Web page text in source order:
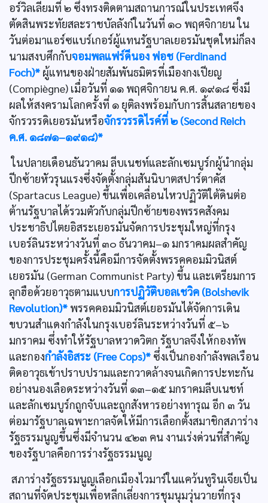
อร์วิลเลียมที่ ๒ ซึ่งทรงติดตามสถานการณ์ในประเทศจึง
ตัดสินพระทัยสละราชบัลลังก์ในวันที่ ๑๐ พฤศจิกายน ใน
วันต่อมาแอร์ซแบร์เกอร์ผู้แทนรัฐบาลเยอรมันชุดใหม่ก็ลง
นามสงบศึกกับจอมพลแฟร์ดีนอง ฟอช (Ferdinand
Foch)* ผู้แทนของฝ่ายสัมพันธมิตรที่เมืองกงเปียญ
(Compiègne) เมื่อวันที่ ๑๑ พฤศจิกายน ค.ศ. ๑๙๑๘ ซึ่งมี
ผลให้สงครามโลกครั้งที่ ๑ ยุติลงพร้อมกับการสิ้นสลายของ
จักรวรรดิเยอรมันหรือจักรวรรดิไรค์ที่ ๒ (Second Reich
ค.ศ. ๑๘๗๑–๑๙๑๘)*
ในปลายเดือนธันวาคม ลีบเนชท์และลักเซมบูร์กผู้นำกลุ่ม
ปีกซ้ายหัวรุนแรงซึ่งจัดตั้งกลุ่มสันนิบาตสปาร์ตาคัส
(Spartacus League) ขึ้นเพื่อเคลื่อนไหวปฏิวัติใต้ดินต่อ
ต้านรัฐบาลได้รวมตัวกับกลุ่มปีกซ้ายของพรรคสังคม
ประชาธิปไตยอิสระเยอรมันจัดการประชุมใหญ่ที่กรุง
เบอร์ลินระหว่างวันที่ ๓๐ ธันวาคม–๑ มกราคมผลสำคัญ
ของการประชุมครั้งนี้คือมีการจัดตั้งพรรคคอมมิวนิสต์
เยอรมัน (German Communist Party) ขึ้น และเตรียมการ
ลุกฮือด้วยอาวุธตามแบบการปฏิวัติบอลเชวิค (Bolshevik
Revolution)* พรรคคอมมิวนิสต์เยอรมันได้จัดการเดิน
ขบวนสำแดงกำลังในกรุงเบอร์ลินระหว่างวันที่ ๕–๖
มกราคม ซึ่งทำให้รัฐบาลหวาดวิตก รัฐบาลจึงให้กองทัพ
และกองกำลังอิสระ (Free Cops)* ซึ่งเป็นกองกำลังพลเรือน
ติดอาวุธเข้าปราบปรามและกวาดล้างจนเกิดการปะทะกัน
อย่างนองเลือดระหว่างวันที่ ๑๓–๑๕ มกราคมลีบเนชท์
และลักเซมบูร์กถูกจับและถูกสังหารอย่างทารุณ อีก ๓ วัน
ต่อมารัฐบาลเฉพาะกาลจัดให้มีการเลือกตั้งสมาชิกสภาร่าง
รัฐธรรมนูญขึ้นซึ่งมีจำนวน ๔๒๓ คน งานเร่งด่วนที่สำคัญ
ของรัฐบาลคือการร่างรัฐธรรมนูญ
สภาร่างรัฐธรรมนูญเลือกเมืองไวมาร์ในแคว้นทูรินเจียเป็น
สถานที่จัดประชุมเพื่อหลีกเลี่ยงการชุมนุมวุ่นวายที่กรุง